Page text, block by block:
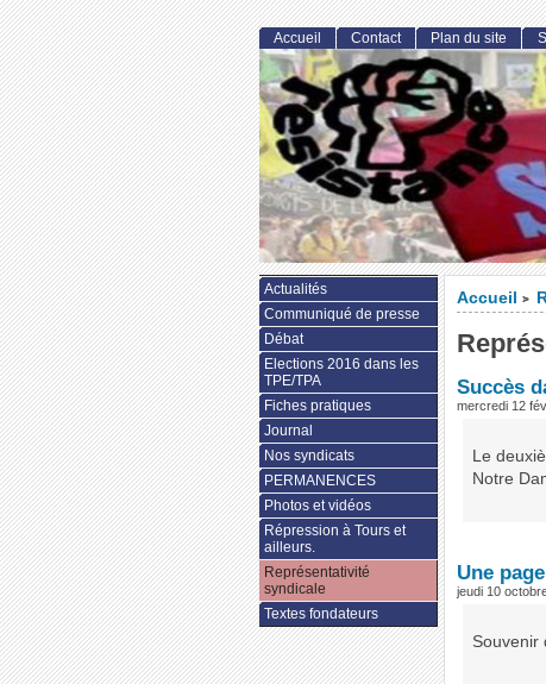
Accueil >
Succès
mercredi 12
Le
Notre
Une
jeudi 10
Souvenir
Accueil Contact Plan du site
Actualités
Communiqué de presse
Débat
Elections 2016 dans les
TPE/TPA
Fiches pratiques
Journal
Nos syndicats
PERMANENCES
Photos et vidéos
Répression à Tours et
ailleurs.
Représentativité
syndicale
Textes fondateurs